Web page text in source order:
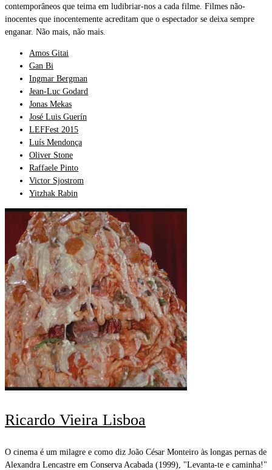
contemporâneos que teima em ludibriar-nos a cada filme. Filmes não-
inocentes que inocentemente acreditam que o espectador se deixa sempre
enganar. Não mais, não mais.
Amos Gitai
Gan Bi
Ingmar Bergman
Jean-Luc Godard
Jonas Mekas
José Luis Guerín
LEFFest 2015
Luís Mendonça
Oliver Stone
Raffaele Pinto
Victor Sjostrom
Yitzhak Rabin
Ricardo Vieira Lisboa
O cinema é um milagre e como diz João César Monteiro às longas pernas de
Alexandra Lencastre em Conserva Acabada (1999), "Levanta-te e caminha!"